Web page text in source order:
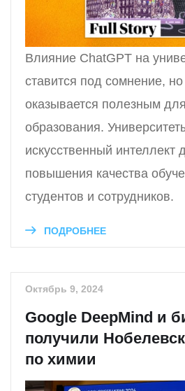
Влияние ChatGPT на
ставится под сомнение,
оказывается полезным
образования.
искусственный интеллект
повышения качества
студентов и сотрудников.
ПОДРОБНЕЕ
Октябрь 9, 2024
Google DeepMind и
получили
по химии